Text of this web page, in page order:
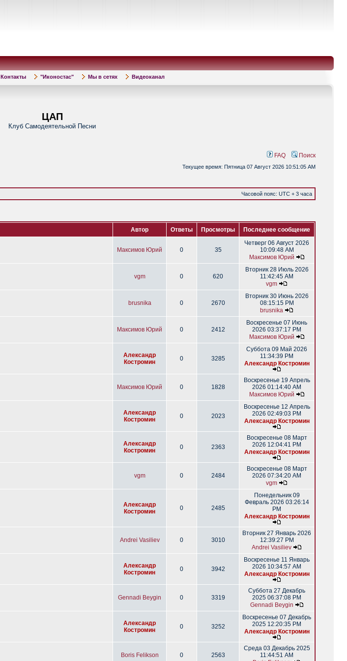
Контакты "Иконостас" Мы в сетях Видеоканал
ЦАП
Клуб Самодеятельной Песни
FAQ Поиск
Текущее время: Пятница 07 Август 2026 10:51:05 AM
Часовой пояс: UTC + 3 часа
Автор Ответы Просмотры Последнее сообщение
Максимов Юрий 0 35
Четверг 06 Август 2026
10:09:48 AM
Максимов Юрий
vgm 0 620
Вторник 28 Июль 2026
11:42:45 AM
vgm
brusnika 0 2670
Вторник 30 Июнь 2026
08:15:15 PM
brusnika
Максимов Юрий 0 2412
Воскресенье 07 Июнь
2026 03:37:17 PM
Максимов Юрий
Александр
Костромин
0 3285
Суббота 09 Май 2026
11:34:39 PM
Александр Костромин
Максимов Юрий 0 1828
Воскресенье 19 Апрель
2026 01:14:40 AM
Максимов Юрий
Александр
Костромин
0 2023
Воскресенье 12 Апрель
2026 02:49:03 PM
Александр Костромин
Александр
Костромин
0 2363
Воскресенье 08 Март
2026 12:04:41 PM
Александр Костромин
vgm 0 2484
Воскресенье 08 Март
2026 07:34:20 AM
vgm
Александр
Костромин
0 2485
Понедельник 09
Февраль 2026 03:26:14
PM
Александр Костромин
Andrei Vasiliev 0 3010
Вторник 27 Январь 2026
12:39:27 PM
Andrei Vasiliev
Александр
Костромин
0 3942
Воскресенье 11 Январь
2026 10:34:57 AM
Александр Костромин
Gennadi Beygin 0 3319
Суббота 27 Декабрь
2025 06:37:08 PM
Gennadi Beygin
Александр
Костромин
0 3252
Воскресенье 07 Декабрь
2025 12:20:35 PM
Александр Костромин
Boris Felikson 0 2563
Среда 03 Декабрь 2025
11:44:51 AM